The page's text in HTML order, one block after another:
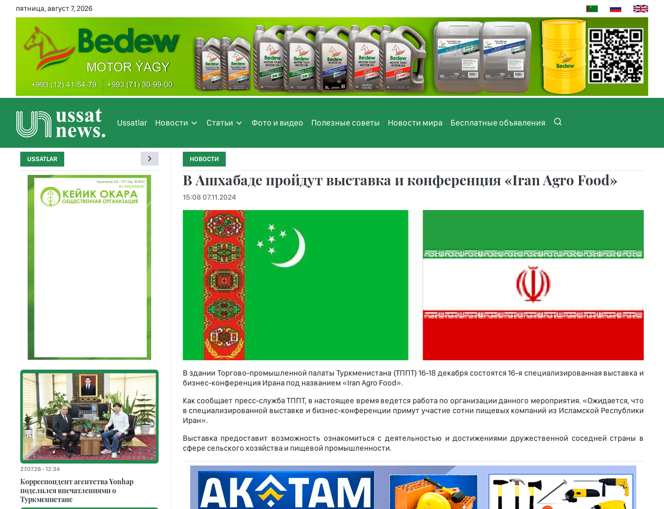
пятница, август 7, 2026
Ussatlar Новости Статьи Фото и видео Полезные советы Новости мира Бесплатные объявления
НОВОСТИ
В Ашхабаде пройдут выставка и конференция «Iran Agro Food»
15:08 07.11.2024
В здании Торгово-промышленной палаты Туркменистана (ТППТ) 16-18 декабря состоятся 16-я специализированная выставка и
бизнес-конференция Ирана под названием «Iran Agro Food».
Как сообщает пресс-служба ТППТ, в настоящее время ведется работа по организации данного мероприятия. «Ожидается, что
в специализированной выставке и бизнес-конференции примут участие сотни пищевых компаний из Исламской Республики
Иран».
Выставка предоставит возможность ознакомиться с деятельностью и достижениями дружественной соседней страны в
сфере сельского хозяйства и пищевой промышленности.
USSATLAR
27.07.26 - 12:34
Корреспондент агентства Yonhap
поделился впечатлениями о
Туркменистане